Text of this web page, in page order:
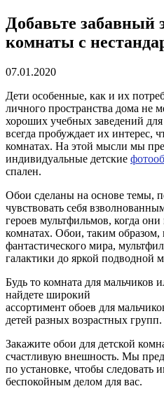
Добавьте забавный
комнаты с
07.01.2020
Дети особенные, как и их
личного пространства дома не
хороших учебных заведений
всегда пробуждает их интерес,
комнатах. На этой мысли мы
индивидуальные детские
спален.
Обои сделаны на основе темы,
чувствовать себя
героев мультфильмов, когда они
комнатах. Обои, таким образом,
фантастического мира,
галактики до яркой подводной
Будь то комната для мальчиков
найдете широкий
ассортимент обоев для
детей разных возрастных групп.
Закажите обои для детской
счастливую внешность. Мы
по установке, чтобы следовать
беспокойным делом для вас.